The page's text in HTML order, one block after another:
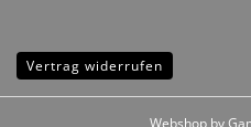
Vertrag widerrufen
Webshop by